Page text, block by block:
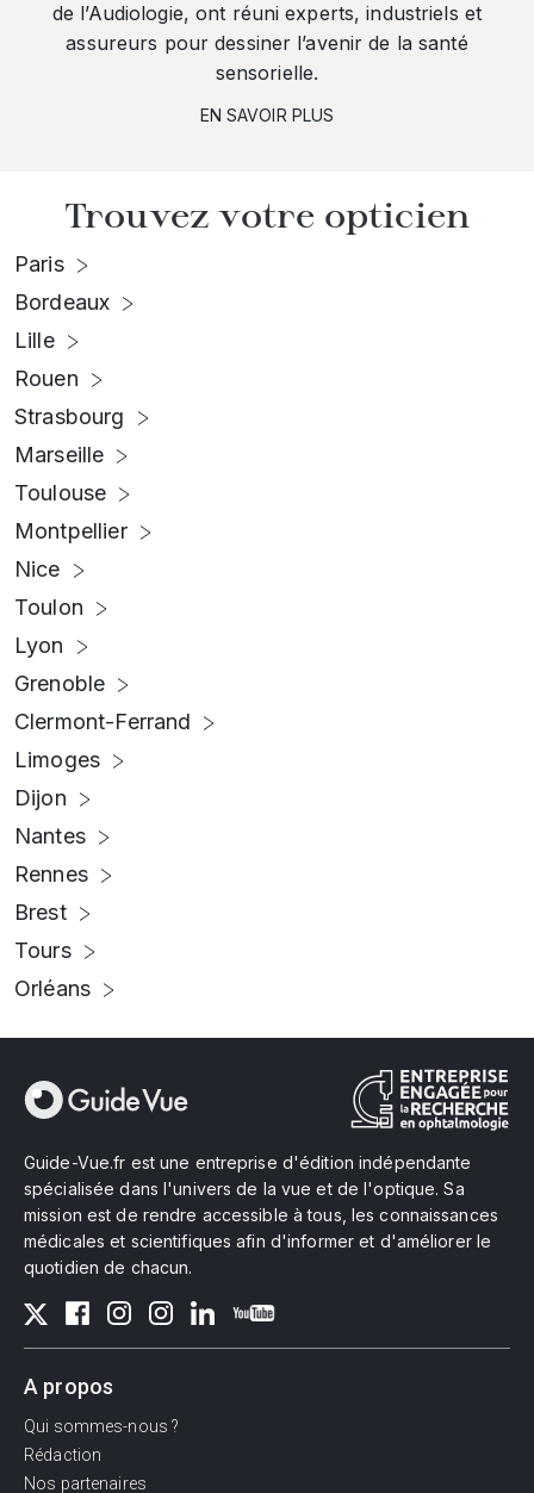
de l’Audiologie, ont réuni experts, industriels et
assureurs pour dessiner l’avenir de la santé
sensorielle.
EN SAVOIR PLUS
Trouvez votre opticien
Paris
Bordeaux
Lille
Rouen
Strasbourg
Marseille
Toulouse
Montpellier
Nice
Toulon
Lyon
Grenoble
Clermont-Ferrand
Limoges
Dijon
Nantes
Rennes
Brest
Tours
Orléans
Guide-Vue.fr est une entreprise d'édition indépendante
spécialisée dans l'univers de la vue et de l'optique. Sa
mission est de rendre accessible à tous, les connaissances
médicales et scientifiques afin d'informer et d'améliorer le
quotidien de chacun.
A propos
Qui sommes-nous ?
Rédaction
Nos partenaires